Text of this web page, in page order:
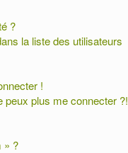
?
la liste des utilisateurs
!
plus me connecter ?!
» ?